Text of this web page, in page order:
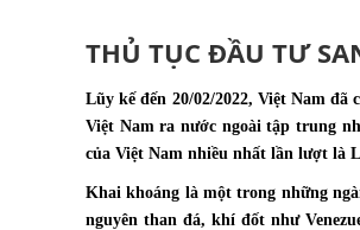
THỦ TỤC ĐẦU TƯ
Lũy kế đến 20/02/2022, Việt Nam
Việt Nam ra nước ngoài tập trung
của Việt Nam nhiều nhất lần lượt là
Khai khoáng là một trong những
nguyên than đá, khí đốt như